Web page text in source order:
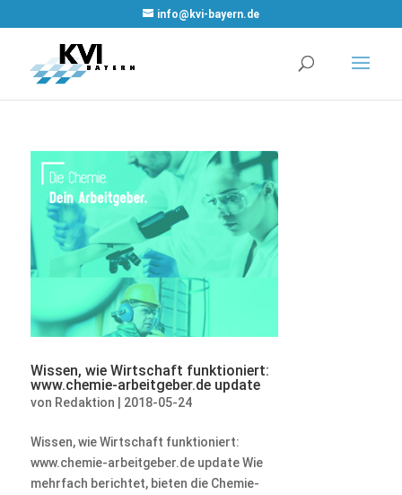
info@kvi-bayern.de
Wissen, wie Wirtschaft funktioniert:
www.chemie-arbeitgeber.de update
von Redaktion 2018-05-24
Wissen, wie Wirtschaft funktioniert:
www.chemie-arbeitgeber.de update Wie
mehrfach berichtet, bieten die Chemie-
Cookie Plugin
Cookie Banner